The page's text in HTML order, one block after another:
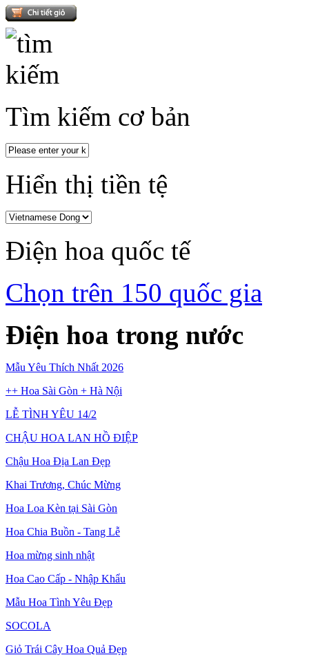
Tìm kiếm cơ bản
Hiển thị tiền tệ
Điện hoa quốc tế
Chọn trên 150 quốc gia
Điện hoa trong nước
Mẫu Yêu Thích Nhất 2026
++ Hoa Sài Gòn + Hà Nội
LỄ TÌNH YÊU 14/2
CHẬU HOA LAN HỒ ĐIỆP
Chậu Hoa Địa Lan Đẹp
Khai Trương, Chúc Mừng
Hoa Loa Kèn tại Sài Gòn
Hoa Chia Buồn - Tang Lễ
Hoa mừng sinh nhật
Hoa Cao Cấp - Nhập Khẩu
Mẫu Hoa Tình Yêu Đẹp
SOCOLA
Giỏ Trái Cây Hoa Quả Đẹp